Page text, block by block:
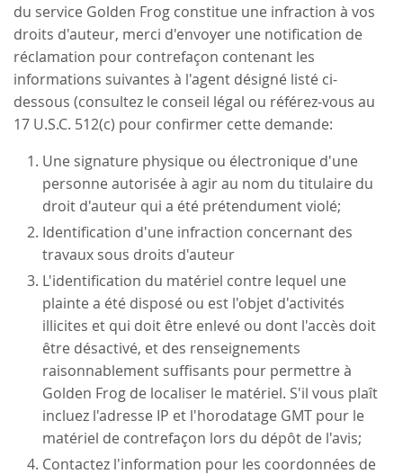
du service Golden Frog constitue une infraction à vos
droits d'auteur, merci d'envoyer une notification de
réclamation pour contrefaçon contenant les
informations suivantes à l'agent désigné listé ci-
dessous (consultez le conseil légal ou référez-vous au
17 U.S.C. 512(c) pour confirmer cette demande:
Une signature physique ou électronique d'une
personne autorisée à agir au nom du titulaire du
droit d'auteur qui a été prétendument violé;
Identification d'une infraction concernant des
travaux sous droits d'auteur
L'identification du matériel contre lequel une
plainte a été disposé ou est l'objet d'activités
illicites et qui doit être enlevé ou dont l'accès doit
être désactivé, et des renseignements
raisonnablement suffisants pour permettre à
Golden Frog de localiser le matériel. S'il vous plaît
incluez l'adresse IP et l'horodatage GMT pour le
matériel de contrefaçon lors du dépôt de l'avis;
Contactez l'information pour les coordonnées de